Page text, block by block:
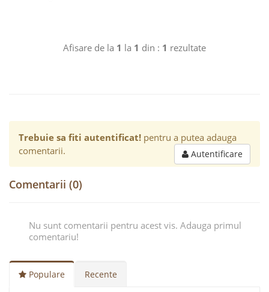
Afisare de la 1 la 1 din : 1 rezultate
Trebuie sa fiti autentificat! pentru a putea adauga
comentarii.
Autentificare
Comentarii (0)
Nu sunt comentarii pentru acest vis. Adauga primul
comentariu!
Populare Recente